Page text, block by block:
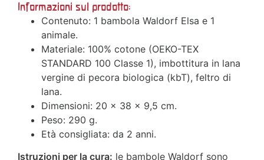
Informazioni sul prodotto:
Contenuto: 1 bambola Waldorf Elsa e 1
animale.
Materiale: 100% cotone (OEKO-TEX
STANDARD 100 Classe 1), imbottitura in lana
vergine di pecora biologica (kbT), feltro di
lana.
Dimensioni: 20 x 38 x 9,5 cm.
Peso: 290 g.
Età consigliata: da 2 anni.
Istruzioni per la cura: le bambole Waldorf sono